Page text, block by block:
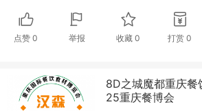
点赞 0 举报 收藏0 打赏 0
8D之城魔都重庆
25重庆餐博会